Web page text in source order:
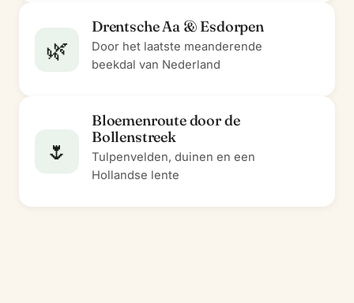
🌿
Drentsche Aa & Esdorpen
Door het laatste meanderende
beekdal van Nederland
🌷
Bloemenroute door de
Bollenstreek
Tulpenvelden, duinen en een
Hollandse lente